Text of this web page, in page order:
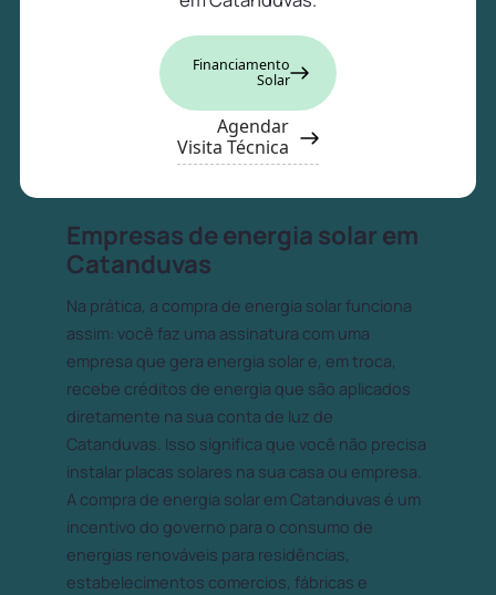
Financiamento
Solar
Agendar
Visita Técnica
Empresas de energia solar em
Catanduvas
Na prática, a compra de energia solar funciona
assim: você faz uma assinatura com uma
empresa que gera energia solar e, em troca,
recebe créditos de energia que são aplicados
diretamente na sua conta de luz de
Catanduvas. Isso significa que você não precisa
instalar placas solares na sua casa ou empresa.
A compra de energia solar em Catanduvas é um
incentivo do governo para o consumo de
energias renováveis para residências,
estabelecimentos comercios, fábricas e